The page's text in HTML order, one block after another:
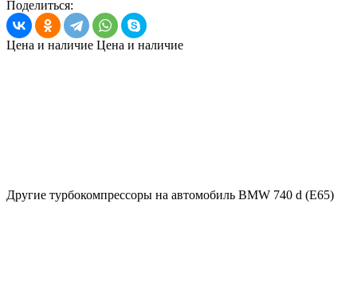
Поделиться:
Цена и наличие Цена и наличие
Другие турбокомпрессоры на автомобиль BMW 740 d (E65)